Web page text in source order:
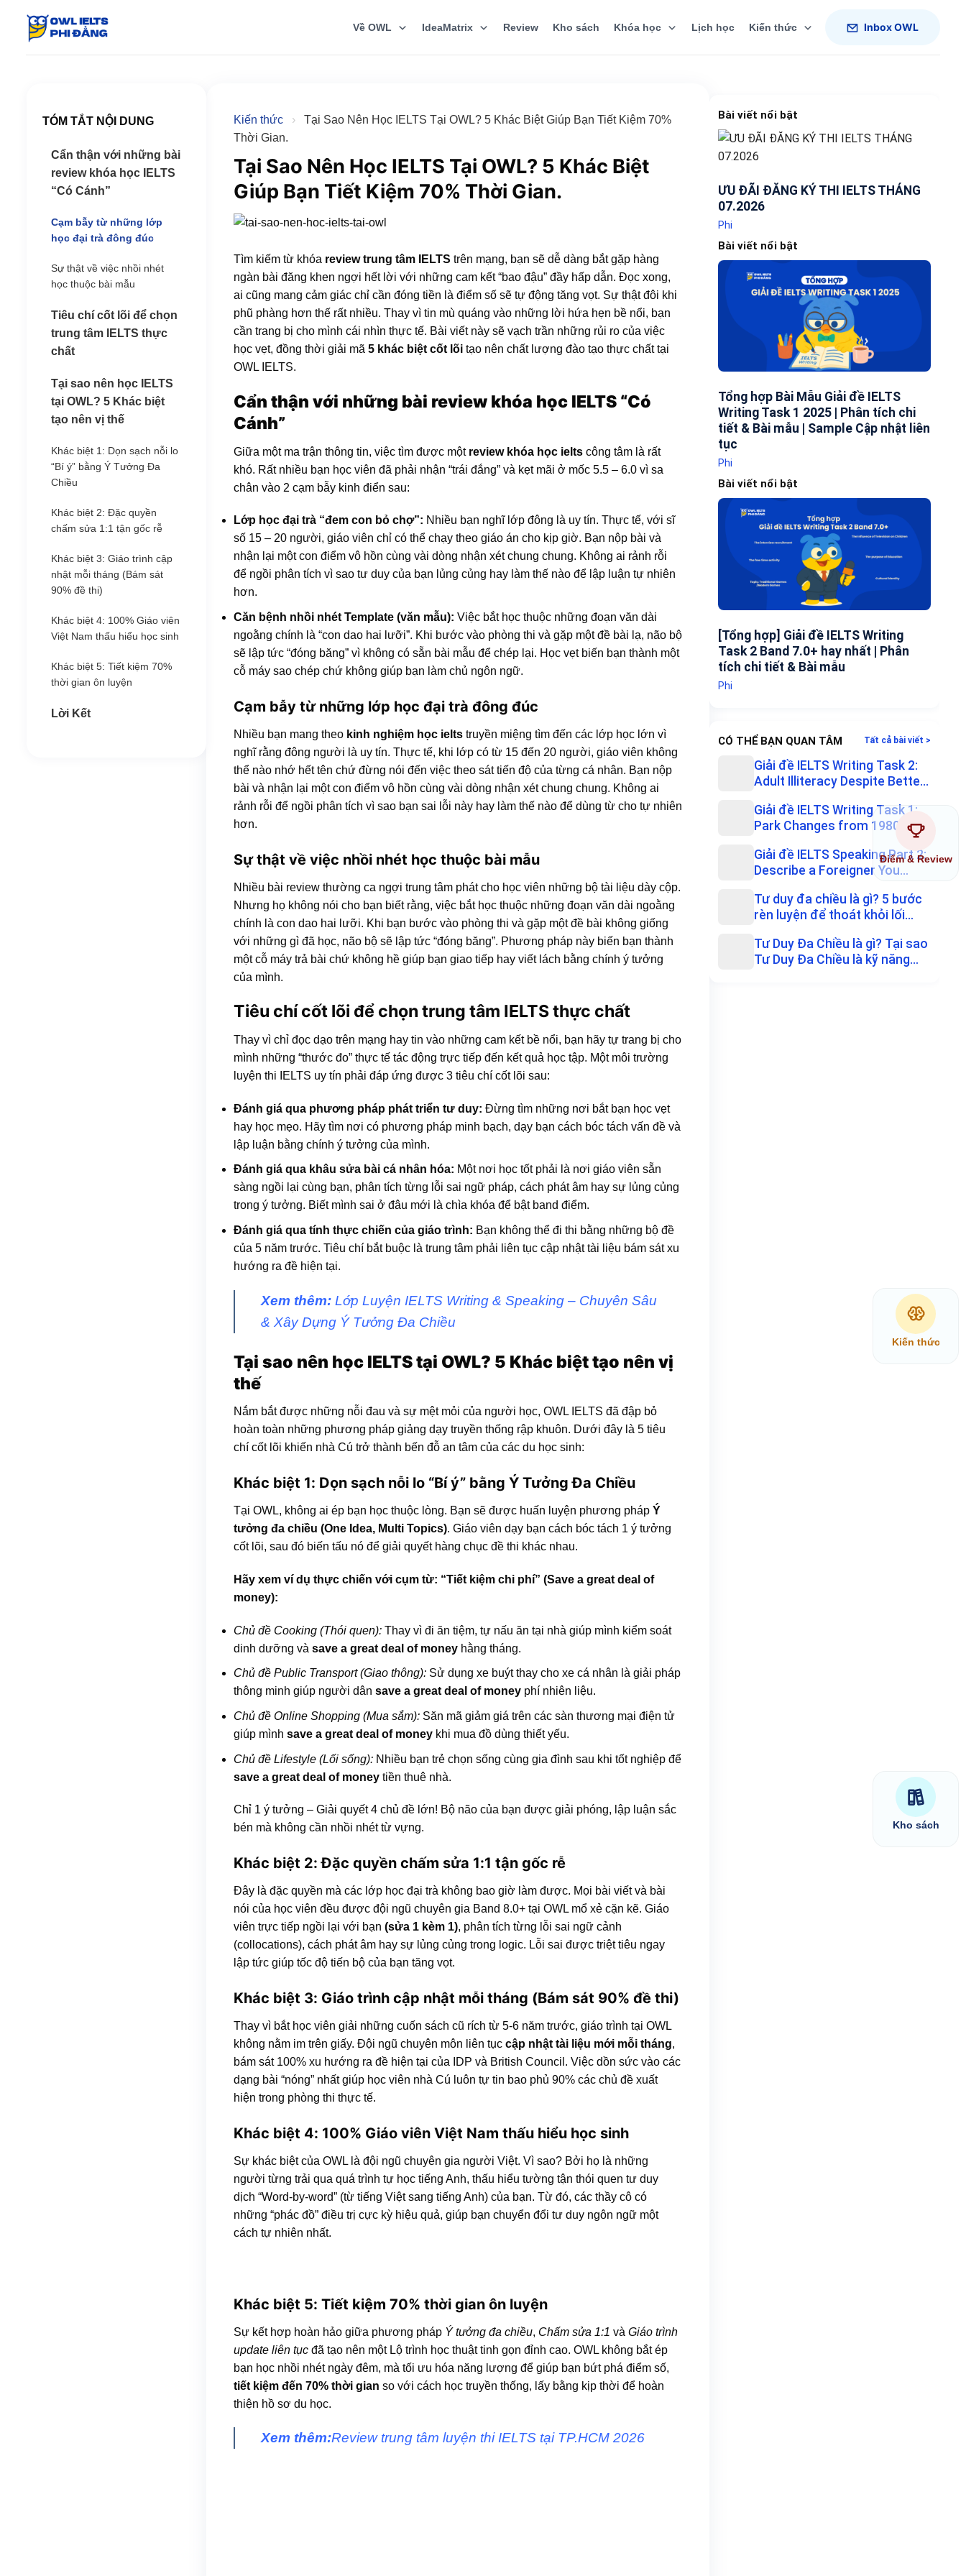
content
Về OWL IdeaMatrix Review Kho sách Khóa học Lịch học Kiến thức Inbox OWL
Kho sách
Kiến thức
Điểm & Review
TÓM TẮT NỘI DUNG
Cẩn thận với những bài
review khóa học IELTS
“Có Cánh”
Cạm bẫy từ những lớp
học đại trà đông đúc
Sự thật về việc nhồi nhét
học thuộc bài mẫu
Tiêu chí cốt lõi để chọn
trung tâm IELTS thực
chất
Tại sao nên học IELTS
tại OWL? 5 Khác biệt
tạo nên vị thế
Khác biệt 1: Dọn sạch nỗi lo
“Bí ý” bằng Ý Tưởng Đa
Chiều
Khác biệt 2: Đặc quyền
chấm sửa 1:1 tận gốc rễ
Khác biệt 3: Giáo trình cập
nhật mỗi tháng (Bám sát
90% đề thi)
Khác biệt 4: 100% Giáo viên
Việt Nam thấu hiểu học sinh
Khác biệt 5: Tiết kiệm 70%
thời gian ôn luyện
Lời Kết
Kiến thức ›
Tại Sao Nên Học IELTS Tại OWL? 5 Khác Biệt Giúp Bạn Tiết Kiệm 70%
Thời Gian.
Tại Sao Nên Học IELTS Tại OWL? 5 Khác Biệt
Giúp Bạn Tiết Kiệm 70% Thời Gian.
Tìm kiếm từ khóa review trung tâm IELTS trên mạng, bạn sẽ dễ dàng bắt gặp hàng
ngàn bài đăng khen ngợi hết lời với những cam kết “bao đậu” đầy hấp dẫn. Đọc xong,
ai cũng mang cảm giác chỉ cần đóng tiền là điểm số sẽ tự động tăng vọt. Sự thật đôi khi
phũ phàng hơn thế rất nhiều. Thay vì tin mù quáng vào những lời hứa hẹn bề nổi, bạn
cần trang bị cho mình cái nhìn thực tế. Bài viết này sẽ vạch trần những rủi ro của việc
học vẹt, đồng thời giải mã 5 khác biệt cốt lõi tạo nên chất lượng đào tạo thực chất tại
OWL IELTS.
Cẩn thận với những bài review khóa học IELTS “Có
Cánh”
Giữa một ma trận thông tin, việc tìm được một review khóa học ielts công tâm là rất
khó. Rất nhiều bạn học viên đã phải nhận “trái đắng” và kẹt mãi ở mốc 5.5 – 6.0 vì sa
chân vào 2 cạm bẫy kinh điển sau:
Lớp học đại trà “đem con bỏ chợ”: Nhiều bạn nghĩ lớp đông là uy tín. Thực tế, với sĩ
số 15 – 20 người, giáo viên chỉ có thể chạy theo giáo án cho kịp giờ. Bạn nộp bài và
nhận lại một con điểm vô hồn cùng vài dòng nhận xét chung chung. Không ai rảnh rỗi
để ngồi phân tích vì sao tư duy của bạn lủng củng hay làm thế nào để lập luận tự nhiên
hơn.
Căn bệnh nhồi nhét Template (văn mẫu): Việc bắt học thuộc những đoạn văn dài
ngoằng chính là “con dao hai lưỡi”. Khi bước vào phòng thi và gặp một đề bài lạ, não bộ
sẽ lập tức “đóng băng” vì không có sẵn bài mẫu để chép lại. Học vẹt biến bạn thành một
cỗ máy sao chép chứ không giúp bạn làm chủ ngôn ngữ.
Cạm bẫy từ những lớp học đại trà đông đúc
Nhiều bạn mang theo kinh nghiệm học ielts truyền miệng tìm đến các lớp học lớn vì
nghĩ rằng đông người là uy tín. Thực tế, khi lớp có từ 15 đến 20 người, giáo viên không
thể nào nhớ hết tên chứ đừng nói đến việc theo sát tiến độ của từng cá nhân. Bạn nộp
bài và nhận lại một con điểm vô hồn cùng vài dòng nhận xét chung chung. Không ai
rảnh rỗi để ngồi phân tích vì sao bạn sai lỗi này hay làm thế nào để dùng từ cho tự nhiên
hơn.
Sự thật về việc nhồi nhét học thuộc bài mẫu
Nhiều bài review thường ca ngợi trung tâm phát cho học viên những bộ tài liệu dày cộp.
Nhưng họ không nói cho bạn biết rằng, việc bắt học thuộc những đoạn văn dài ngoằng
chính là con dao hai lưỡi. Khi bạn bước vào phòng thi và gặp một đề bài không giống
với những gì đã học, não bộ sẽ lập tức “đóng băng”. Phương pháp này biến bạn thành
một cỗ máy trả bài chứ không hề giúp bạn giao tiếp hay viết lách bằng chính ý tưởng
của mình.
Tiêu chí cốt lõi để chọn trung tâm IELTS thực chất
Thay vì chỉ đọc dạo trên mạng hay tin vào những cam kết bề nổi, bạn hãy tự trang bị cho
mình những “thước đo” thực tế tác động trực tiếp đến kết quả học tập. Một môi trường
luyện thi IELTS uy tín phải đáp ứng được 3 tiêu chí cốt lõi sau:
Đánh giá qua phương pháp phát triển tư duy: Đừng tìm những nơi bắt bạn học vẹt
hay học mẹo. Hãy tìm nơi có phương pháp minh bạch, dạy bạn cách bóc tách vấn đề và
lập luận bằng chính ý tưởng của mình.
Đánh giá qua khâu sửa bài cá nhân hóa: Một nơi học tốt phải là nơi giáo viên sẵn
sàng ngồi lại cùng bạn, phân tích từng lỗi sai ngữ pháp, cách phát âm hay sự lủng củng
trong ý tưởng. Biết mình sai ở đâu mới là chìa khóa để bật band điểm.
Đánh giá qua tính thực chiến của giáo trình: Bạn không thể đi thi bằng những bộ đề
của 5 năm trước. Tiêu chí bắt buộc là trung tâm phải liên tục cập nhật tài liệu bám sát xu
hướng ra đề hiện tại.
Xem thêm: Lớp Luyện IELTS Writing & Speaking – Chuyên Sâu
& Xây Dựng Ý Tưởng Đa Chiều
Tại sao nên học IELTS tại OWL? 5 Khác biệt tạo nên vị
thế
Nắm bắt được những nỗi đau và sự mệt mỏi của người học, OWL IELTS đã đập bỏ
hoàn toàn những phương pháp giảng dạy truyền thống rập khuôn. Dưới đây là 5 tiêu
chí cốt lõi khiến nhà Cú trở thành bến đỗ an tâm của các du học sinh:
Khác biệt 1: Dọn sạch nỗi lo “Bí ý” bằng Ý Tưởng Đa Chiều
Tại OWL, không ai ép bạn học thuộc lòng. Bạn sẽ được huấn luyện phương pháp Ý
tưởng đa chiều (One Idea, Multi Topics). Giáo viên dạy bạn cách bóc tách 1 ý tưởng
cốt lõi, sau đó biến tấu nó để giải quyết hàng chục đề thi khác nhau.
Hãy xem ví dụ thực chiến với cụm từ: “Tiết kiệm chi phí” (Save a great deal of
money):
Chủ đề Cooking (Thói quen): Thay vì đi ăn tiệm, tự nấu ăn tại nhà giúp mình kiểm soát
dinh dưỡng và save a great deal of money hằng tháng.
Chủ đề Public Transport (Giao thông): Sử dụng xe buýt thay cho xe cá nhân là giải pháp
thông minh giúp người dân save a great deal of money phí nhiên liệu.
Chủ đề Online Shopping (Mua sắm): Săn mã giảm giá trên các sàn thương mại điện tử
giúp mình save a great deal of money khi mua đồ dùng thiết yếu.
Chủ đề Lifestyle (Lối sống): Nhiều bạn trẻ chọn sống cùng gia đình sau khi tốt nghiệp để
save a great deal of money tiền thuê nhà.
Chỉ 1 ý tưởng – Giải quyết 4 chủ đề lớn! Bộ não của bạn được giải phóng, lập luận sắc
bén mà không cần nhồi nhét từ vựng.
Khác biệt 2: Đặc quyền chấm sửa 1:1 tận gốc rễ
Đây là đặc quyền mà các lớp học đại trà không bao giờ làm được. Mọi bài viết và bài
nói của học viên đều được đội ngũ chuyên gia Band 8.0+ tại OWL mổ xẻ cặn kẽ. Giáo
viên trực tiếp ngồi lại với bạn (sửa 1 kèm 1), phân tích từng lỗi sai ngữ cảnh
(collocations), cách phát âm hay sự lủng củng trong logic. Lỗi sai được triệt tiêu ngay
lập tức giúp tốc độ tiến bộ của bạn tăng vọt.
Khác biệt 3: Giáo trình cập nhật mỗi tháng (Bám sát 90% đề thi)
Thay vì bắt học viên giải những cuốn sách cũ rích từ 5-6 năm trước, giáo trình tại OWL
không nằm im trên giấy. Đội ngũ chuyên môn liên tục cập nhật tài liệu mới mỗi tháng,
bám sát 100% xu hướng ra đề hiện tại của IDP và British Council. Việc dồn sức vào các
dạng bài “nóng” nhất giúp học viên nhà Cú luôn tự tin bao phủ 90% các chủ đề xuất
hiện trong phòng thi thực tế.
Khác biệt 4: 100% Giáo viên Việt Nam thấu hiểu học sinh
Sự khác biệt của OWL là đội ngũ chuyên gia người Việt. Vì sao? Bởi họ là những
người từng trải qua quá trình tự học tiếng Anh, thấu hiểu tường tận thói quen tư duy
dịch “Word-by-word” (từ tiếng Việt sang tiếng Anh) của bạn. Từ đó, các thầy cô có
những “phác đồ” điều trị cực kỳ hiệu quả, giúp bạn chuyển đổi tư duy ngôn ngữ một
cách tự nhiên nhất.
Khác biệt 5: Tiết kiệm 70% thời gian ôn luyện
Sự kết hợp hoàn hảo giữa phương pháp Ý tưởng đa chiều, Chấm sửa 1:1 và Giáo trình
update liên tục đã tạo nên một Lộ trình học thuật tinh gọn đỉnh cao. OWL không bắt ép
bạn học nhồi nhét ngày đêm, mà tối ưu hóa năng lượng để giúp bạn bứt phá điểm số,
tiết kiệm đến 70% thời gian so với cách học truyền thống, lấy bằng kịp thời để hoàn
thiện hồ sơ du học.
Xem thêm:Review trung tâm luyện thi IELTS tại TP.HCM 2026
Bài viết nổi bật
ƯU ĐÃI ĐĂNG KÝ THI IELTS THÁNG
07.2026
Phi
Bài viết nổi bật
Tổng hợp Bài Mẫu Giải đề IELTS
Writing Task 1 2025 | Phân tích chi
tiết & Bài mẫu | Sample Cập nhật liên
tục
Phi
Bài viết nổi bật
[Tổng hợp] Giải đề IELTS Writing
Task 2 Band 7.0+ hay nhất | Phân
tích chi tiết & Bài mẫu
Phi
CÓ THỂ BẠN QUAN TÂM Tất cả bài viết >
Giải đề IELTS Writing Task 2:
Adult Illiteracy Despite Bette...
Giải đề IELTS Writing Task 1:
Park Changes from 1980 to
Giải đề IELTS Speaking Part 2:
Describe a Foreigner You
Tư duy đa chiều là gì? 5 bước
rèn luyện để thoát khỏi lối
Tư Duy Đa Chiều là gì? Tại sao
Tư Duy Đa Chiều là kỹ năng